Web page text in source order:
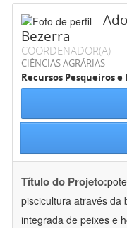
Bezerra
COORDENADOR(A)
CIÊNCIAS AGRÁRIAS
Recursos Pesqueiros e
Título do Projeto:
piscicultura através da
integrada de peixes e